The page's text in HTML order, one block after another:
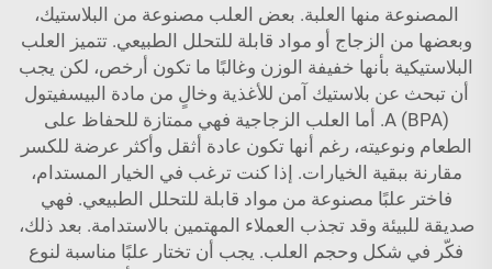
المصنوعة منها العلبة. بعض العلب مصنوعة من البلاستيك،
وبعضها من الزجاج أو مواد قابلة للتحلل الطبيعي. تتميز العلب
البلاستيكية بأنها خفيفة الوزن وغالبًا ما تكون أرخص، لكن يجب
أن تبحث عن بلاستيك آمن للأغذية وخالٍ من مادة البيسفيتول
A (BPA). أما العلب الزجاجية فهي ممتازة للحفاظ على
الطعام ونوعيته، رغم أنها تكون عادة أثقل وأكثر عرضة للكسر
مقارنة ببقية الخيارات. إذا كنت ترغب في الخيار المستدام،
فاختر علبًا مصنوعة من مواد قابلة للتحلل الطبيعي. فهي
صديقة للبيئة وقد تجذب العملاء المهتمين بالاستدامة. بعد ذلك،
فكّر في شكل وحجم العلب. يجب أن تختار علبًا مناسبة لنوع